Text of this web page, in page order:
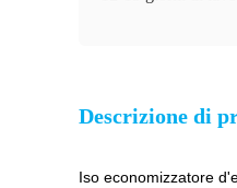
Descrizione di
Iso economizzatore